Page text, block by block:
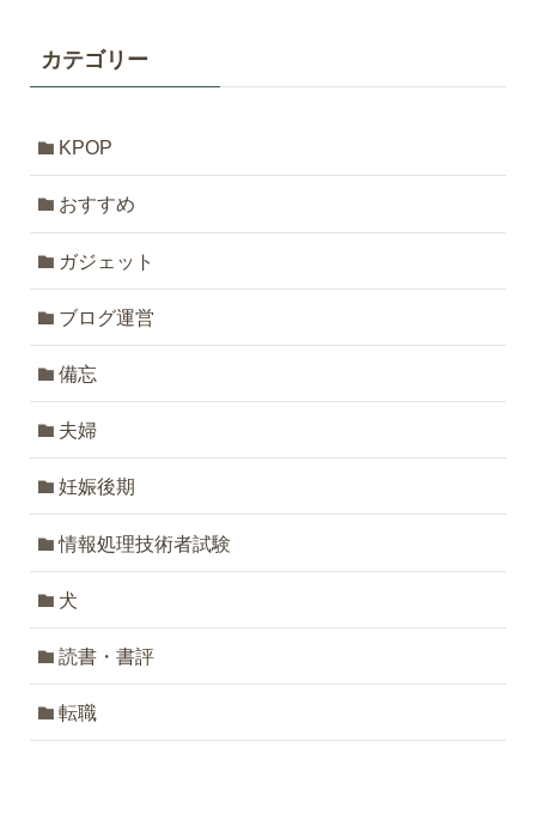
カテゴリー
KPOP
おすすめ
ガジェット
ブログ運営
備忘
夫婦
妊娠後期
情報処理技術者試験
犬
読書・書評
転職